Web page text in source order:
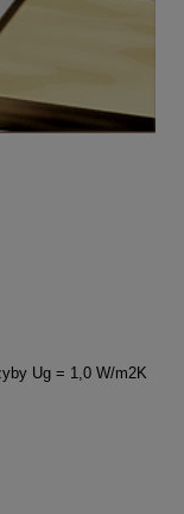
Ug = 1,0 W/m2K